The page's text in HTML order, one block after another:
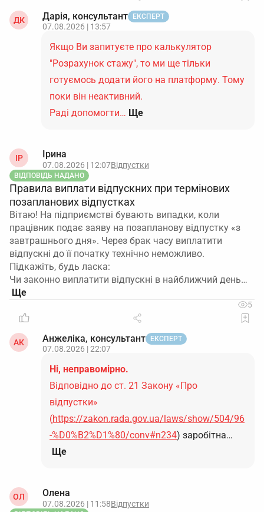
ДК Дарія, консультант ЕКСПЕРТ
07.08.2026 | 13:57
Якщо Ви запитуєте про калькулятор
"Розрахунок стажу", то ми ще тільки
готуємось додати його на платформу. Тому
поки він неактивний.
Раді допомогти… Ще
ІР Ірина
07.08.2026 | 12:07Відпустки
ВІДПОВІДЬ НАДАНО
Правила виплати відпускних при термінових
позапланових відпустках
Вітаю! На підприємстві бувають випадки, коли
працівник подає заяву на позапланову відпустку «з
завтрашнього дня». Через брак часу виплатити
відпускні до її початку технічно неможливо.
Підкажіть, будь ласка:
Чи законно виплатити відпускні в найближчий день…
5
АК Анжеліка, консультант ЕКСПЕРТ
07.08.2026 | 22:07
Ні, неправомірно.
Відповідно до ст. 21 Закону «Про
відпустки»
(https://zakon.rada.gov.ua/laws/show/504/96
-%D0%B2%D1%80/conv#n234) заробітна…
Ще
ОЛ Олена
07.08.2026 | 11:58Відпустки